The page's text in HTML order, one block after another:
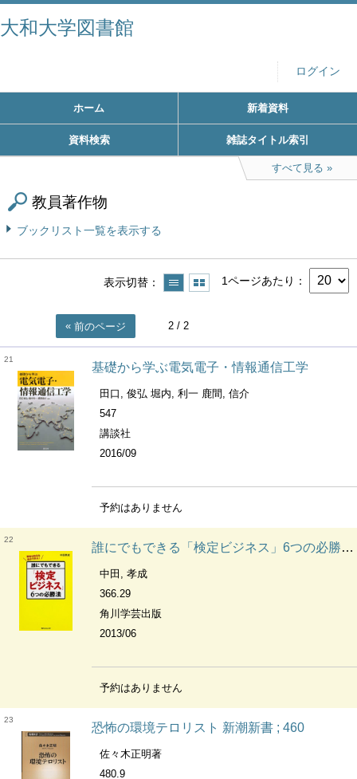
大和大学図書館
ログイン
ホーム 新着資料
資料検索 雑誌タイトル索引
すべて見る
教員著作物
ブックリスト一覧を表示する
表示切替 1ページあたり
前のページ 2 / 2
21
基礎から学ぶ電気電子・情報通信工学
田口, 俊弘 堀内, 利一 鹿間, 信介
547
講談社
2016/09
予約はありません
22
誰にでもできる「検定ビジネス」6つの必勝法 資格は取るな自分で作れ! 角川フォレスタ
中田, 孝成
366.29
角川学芸出版
2013/06
予約はありません
23
恐怖の環境テロリスト 新潮新書 ; 460
佐々木正明著
480.9